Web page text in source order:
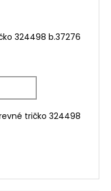
324498 b.37276
tričko 324498